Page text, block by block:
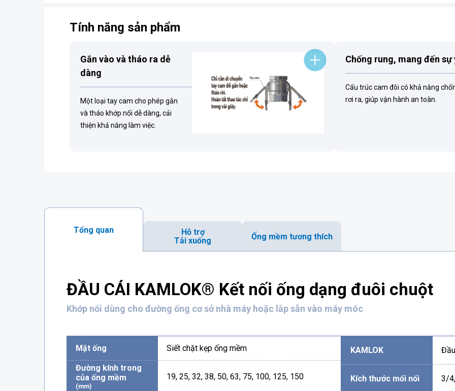
Tính năng sản phẩm
Gắn vào và tháo ra dễ
dàng
Một loại tay cam cho phép gắn
và tháo khớp nối dễ dàng, cải
thiện khả năng làm việc.
Chống rung, mang đến sự
Cấu trúc cam đôi có khả năng
rơi ra, giúp vận hành an toàn.
Tổng quan
Hỗ trợ
Tải xuống
Ống mềm tương thích
ĐẦU CÁI KAMLOK® Kết nối ống dạng đuôi chuột
Khớp nối dùng cho đường ống cơ sở nhà máy hoặc lắp sẵn vào máy móc
Mặt ống Siết chặt kẹp ống mềm
Đường kính trong
của ống mềm
(mm)
19, 25, 32, 38, 50, 63, 75, 100, 125, 150
KAMLOK
Kích thước mối nối 3/